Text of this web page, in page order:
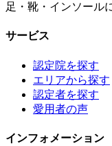
足・靴・インソール
サービス
認定院を探す
エリアから探す
認定者を探す
愛用者の声
インフォメーション